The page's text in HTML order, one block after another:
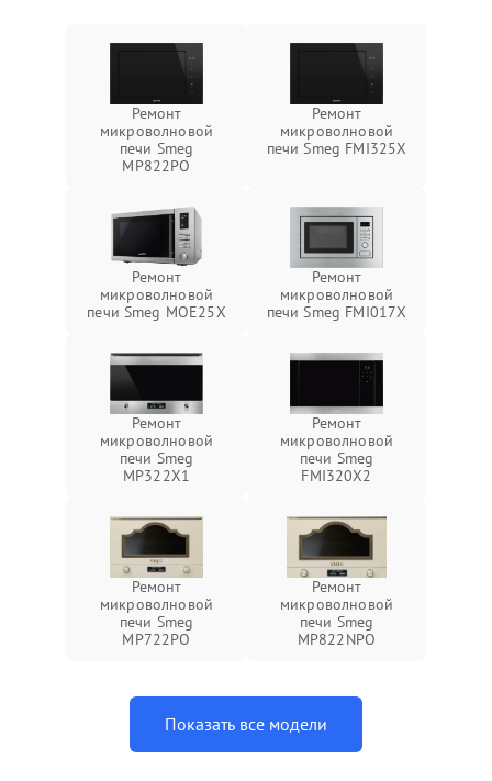
Ремонт
микроволновой
печи Smeg
MP822PO
Ремонт
микроволновой
печи Smeg FMI325X
Ремонт
микроволновой
печи Smeg MOE25X
Ремонт
микроволновой
печи Smeg FMI017X
Ремонт
микроволновой
печи Smeg
MP322X1
Ремонт
микроволновой
печи Smeg
FMI320X2
Ремонт
микроволновой
печи Smeg
MP722PO
Ремонт
микроволновой
печи Smeg
MP822NPO
Показать все модели